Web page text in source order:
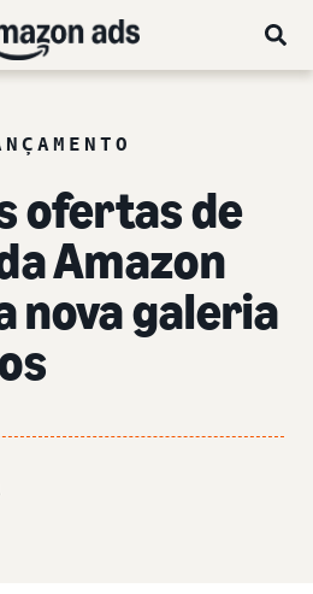
ofertas de
Amazon
nova galeria